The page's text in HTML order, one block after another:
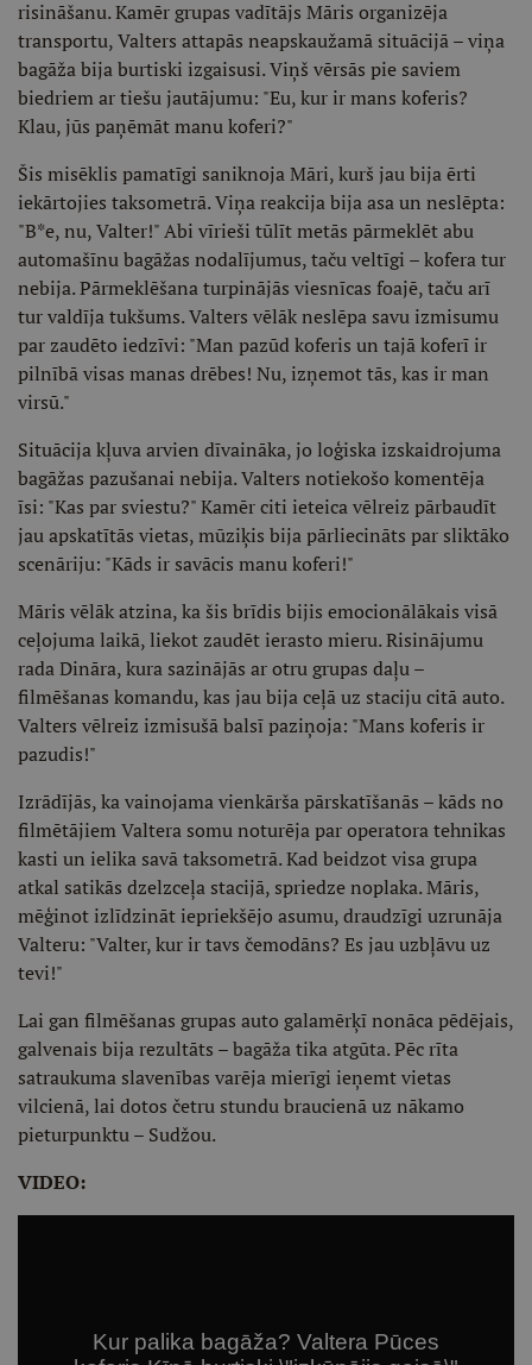
risināšanu. Kamēr grupas vadītājs Māris organizēja
transportu, Valters attapās neapskaužamā situācijā – viņa
bagāža bija burtiski izgaisusi. Viņš vērsās pie saviem
biedriem ar tiešu jautājumu: "Eu, kur ir mans koferis?
Klau, jūs paņēmāt manu koferi?"
Šis misēklis pamatīgi saniknoja Māri, kurš jau bija ērti
iekārtojies taksometrā. Viņa reakcija bija asa un neslēpta:
"B*e, nu, Valter!" Abi vīrieši tūlīt metās pārmeklēt abu
automašīnu bagāžas nodalījumus, taču veltīgi – kofera tur
nebija. Pārmeklēšana turpinājās viesnīcas foajē, taču arī
tur valdīja tukšums. Valters vēlāk neslēpa savu izmisumu
par zaudēto iedzīvi: "Man pazūd koferis un tajā koferī ir
pilnībā visas manas drēbes! Nu, izņemot tās, kas ir man
virsū."
Situācija kļuva arvien dīvaināka, jo loģiska izskaidrojuma
bagāžas pazušanai nebija. Valters notiekošo komentēja
īsi: "Kas par sviestu?" Kamēr citi ieteica vēlreiz pārbaudīt
jau apskatītās vietas, mūziķis bija pārliecināts par sliktāko
scenāriju: "Kāds ir savācis manu koferi!"
Māris vēlāk atzina, ka šis brīdis bijis emocionālākais visā
ceļojuma laikā, liekot zaudēt ierasto mieru. Risinājumu
rada Dināra, kura sazinājās ar otru grupas daļu –
filmēšanas komandu, kas jau bija ceļā uz staciju citā auto.
Valters vēlreiz izmisušā balsī paziņoja: "Mans koferis ir
pazudis!"
Izrādījās, ka vainojama vienkārša pārskatīšanās – kāds no
filmētājiem Valtera somu noturēja par operatora tehnikas
kasti un ielika savā taksometrā. Kad beidzot visa grupa
atkal satikās dzelzceļa stacijā, spriedze noplaka. Māris,
mēģinot izlīdzināt iepriekšējo asumu, draudzīgi uzrunāja
Valteru: "Valter, kur ir tavs čemodāns? Es jau uzbļāvu uz
tevi!"
Lai gan filmēšanas grupas auto galamērķī nonāca pēdējais,
galvenais bija rezultāts – bagāža tika atgūta. Pēc rīta
satraukuma slavenības varēja mierīgi ieņemt vietas
vilcienā, lai dotos četru stundu braucienā uz nākamo
pieturpunktu – Sudžou.
VIDEO: